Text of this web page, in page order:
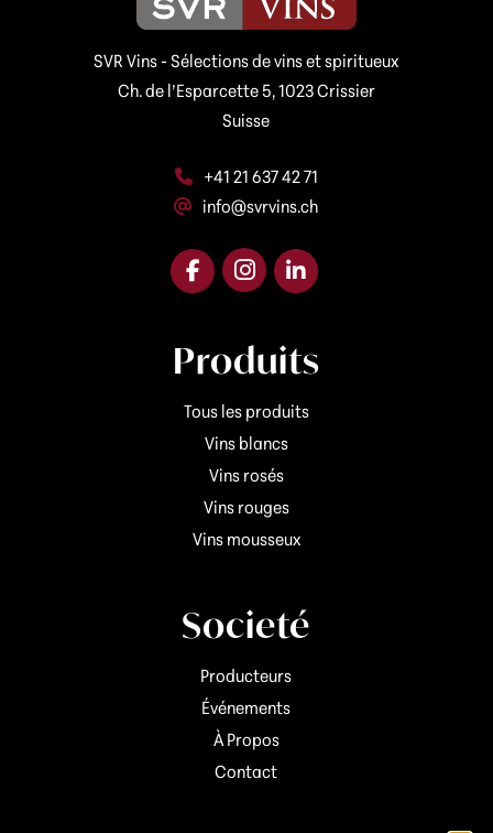
l
A
d
r
e
s
*
SVR Vins - Sélections de vins et spiritueux
Ch. de l’Esparcette 5, 1023 Crissier
Suisse
+41 21 637 42 71
info@svrvins.ch
Produits
Tous les produits
Vins blancs
Vins rosés
Vins rouges
Vins mousseux
Societé
Producteurs
Événements
À Propos
Contact